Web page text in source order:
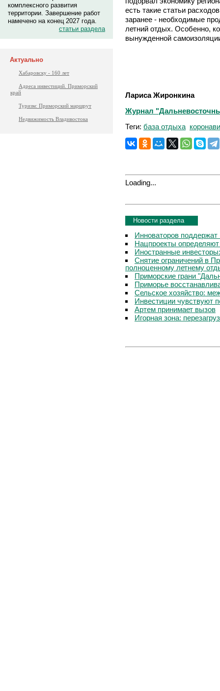
комплексного развития
территории. Завершение работ
намечено на конец 2027 года.
статьи раздела
Актуально
Хабаровску - 160 лет
Адреса инвестиций. Приморский
край
Туризм: Приморский маршрут
Недвижимость Владивостока
есть такие статьи
заранее - необходимые
летний отдых. Особенно,
вынужденной
Лариса Жиронкина
Журнал
Теги: база отдыха
Loading...
Новости раздела
Инноваторов поддержат
Нацпроекты определяют
Иностранные
Снятие ограничений в
полноценному летнему
Приморские грани
Приморье
Сельское хозяйство:
Инвестиции чувствуют
Артем принимает вызов
Игорная зона: